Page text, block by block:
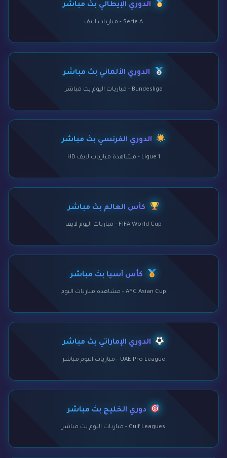
الدوري الإيطالي بث مباشر
Serie A - مباريات لايف
الدوري الألماني بث مباشر
Bundesliga - مباريات اليوم بث مباشر
الدوري الفرنسي بث مباشر
Ligue 1 - مشاهدة مباريات لايف HD
كأس العالم بث مباشر
FIFA World Cup - مباريات اليوم لايف
كأس آسيا بث مباشر
AFC Asian Cup - مشاهدة مباريات اليوم
الدوري الإماراتي بث مباشر
UAE Pro League - مباريات اليوم مباشر
دوري الخليج بث مباشر
Gulf Leagues - مباريات اليوم بث مباشر